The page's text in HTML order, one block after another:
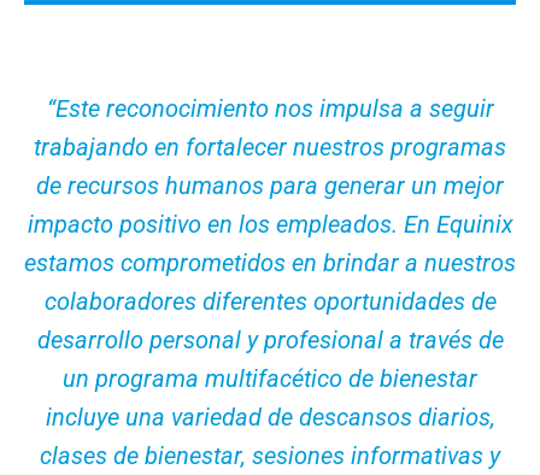
“Este reconocimiento nos impulsa a seguir
trabajando en fortalecer nuestros programas
de recursos humanos para generar un mejor
impacto positivo en los empleados. En Equinix
estamos comprometidos en brindar a nuestros
colaboradores diferentes oportunidades de
desarrollo personal y profesional a través de
un programa multifacético de bienestar
incluye una variedad de descansos diarios,
clases de bienestar, sesiones informativas y